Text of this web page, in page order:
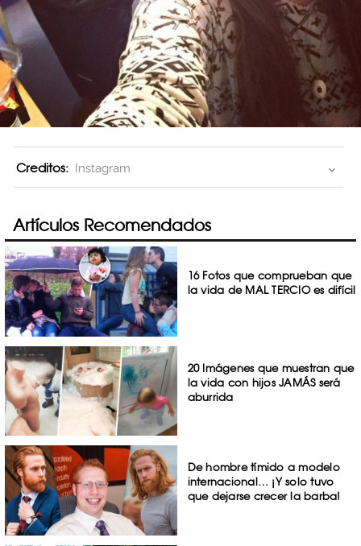
Creditos: Instagram
Artículos Recomendados
16 Fotos que comprueban que
la vida de MAL TERCIO es difícil
20 Imágenes que muestran que
la vida con hijos JAMÁS será
aburrida
De hombre tímido a modelo
internacional… ¡Y solo tuvo
que dejarse crecer la barba!